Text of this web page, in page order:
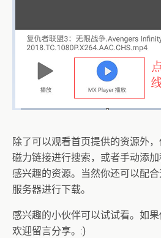
除了可以观看首页提供的资源外，
磁力链接进行搜索，或者手动添
感兴趣的资源。当然你还可以配
服务器进行下载。
感兴趣的小伙伴可以试试看。如果
欢迎留言分享。:)